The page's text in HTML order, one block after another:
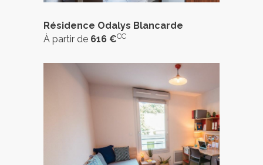
Résidence Odalys Blancarde
À partir de 616 €CC